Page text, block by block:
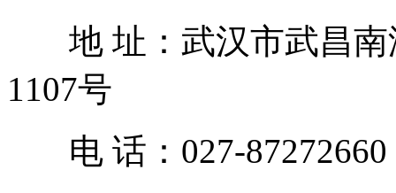
地 址：武汉市武昌南
1107号
电 话：027-87272660